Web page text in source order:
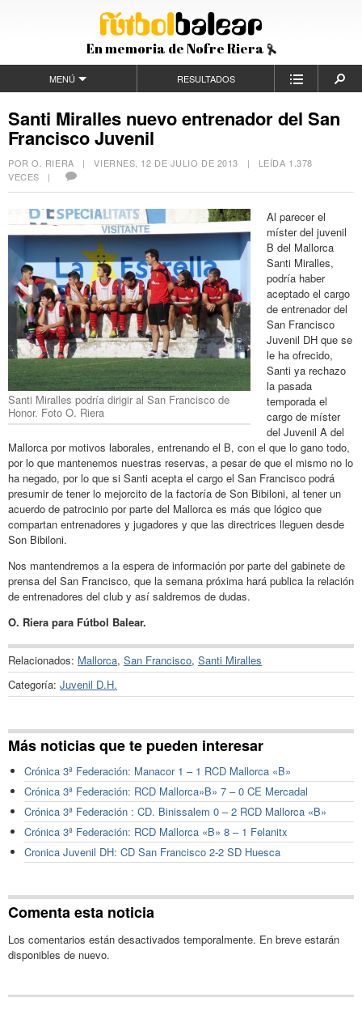
En memoria de Nofre Riera
MENÚ RESULTADOS
Santi Miralles nuevo entrenador del San
Francisco Juvenil
POR O. RIERA |VIERNES, 12 DE JULIO DE 2013 | LEÍDA 1.378
VECES |
Santi Miralles podría dirigir al San Francisco de
Honor. Foto O. Riera
Al parecer el
míster del juvenil
B del Mallorca
Santi Miralles,
podría haber
aceptado el cargo
de entrenador del
San Francisco
Juvenil DH que se
le ha ofrecido,
Santi ya rechazo
la pasada
temporada el
cargo de míster
del Juvenil A del
Mallorca por motivos laborales, entrenando el B, con el que lo gano todo,
por lo que mantenemos nuestras reservas, a pesar de que el mismo no lo
ha negado, por lo que si Santi acepta el cargo el San Francisco podrá
presumir de tener lo mejorcito de la factoría de Son Bibiloni, al tener un
acuerdo de patrocinio por parte del Mallorca es más que lógico que
compartan entrenadores y jugadores y que las directrices lleguen desde
Son Bibiloni.
Nos mantendremos a la espera de información por parte del gabinete de
prensa del San Francisco, que la semana próxima hará publica la relación
de entrenadores del club y así saldremos de dudas.
O. Riera para Fútbol Balear.
Relacionados: Mallorca, San Francisco, Santi Miralles
Categoría: Juvenil D.H.
Más noticias que te pueden interesar
Crónica 3ª Federación: Manacor 1 – 1 RCD Mallorca «B»
Crónica 3ª Federación: RCD Mallorca»B» 7 – 0 CE Mercadal
Crónica 3ª Federación : CD. Binissalem 0 – 2 RCD Mallorca «B»
Crónica 3ª Federación: RCD Mallorca «B» 8 – 1 Felanitx
Cronica Juvenil DH: CD San Francisco 2-2 SD Huesca
Comenta esta noticia
Los comentarios están desactivados temporalmente. En breve estarán
disponibles de nuevo.